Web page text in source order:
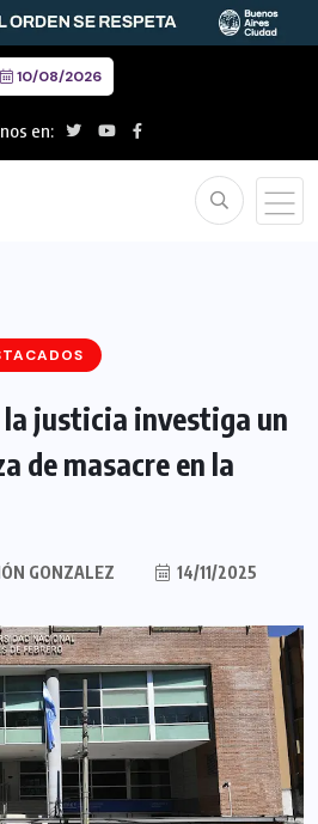
10/08/2026
en:
la justicia investiga un
de masacre en la
GONZALEZ 14/11/2025